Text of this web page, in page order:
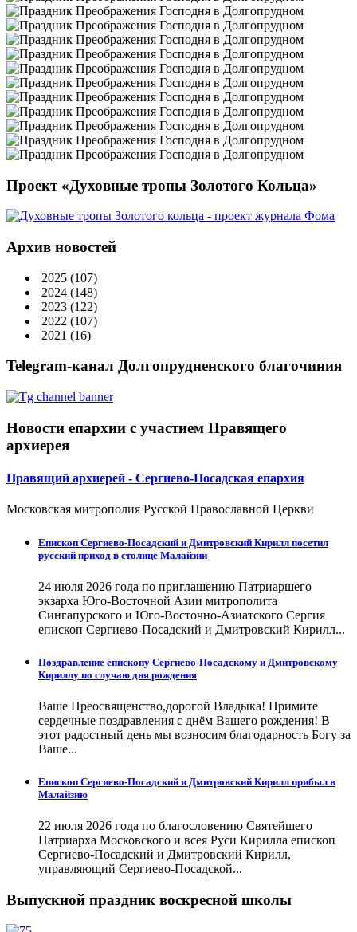
Проект «Духовные тропы Золотого Кольца»
Архив новостей
2025 (107)
2024 (148)
2023 (122)
2022 (107)
2021 (16)
Telegram-канал Долгопрудненского благочиния
Новости епархии с участием Правящего
архиерея
Правящий архиерей - Сергиево-Посадская епархия
Московская митрополия Русской Православной Церкви
Епископ Сергиево-Посадский и Дмитровский Кирилл посетил
русский приход в столице Малайзии
24 июля 2026 года по приглашению Патриаршего
экзарха Юго-Восточной Азии митрополита
Сингапурского и Юго-Восточно-Азиатского Сергия
епископ Сергиево-Посадский и Дмитровский Кирилл...
Поздравление епископу Сергиево-Посадскому и Дмитровскому
Кириллу по случаю дня рождения
Ваше Преосвященство,дорогой Владыка! Примите
сердечные поздравления с днём Вашего рождения! В
этот радостный день мы возносим благодарность Богу за
Ваше...
Епископ Сергиево-Посадский и Дмитровский Кирилл прибыл в
Малайзию
22 июля 2026 года по благословению Святейшего
Патриарха Московского и всея Руси Кирилла епископ
Сергиево-Посадский и Дмитровский Кирилл,
управляющий Сергиево-Посадской...
Выпускной праздник воскресной школы